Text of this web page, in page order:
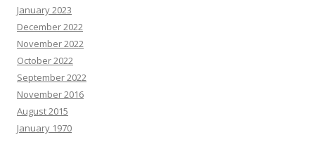
January 2023
December 2022
November 2022
October 2022
September 2022
November 2016
August 2015
January 1970